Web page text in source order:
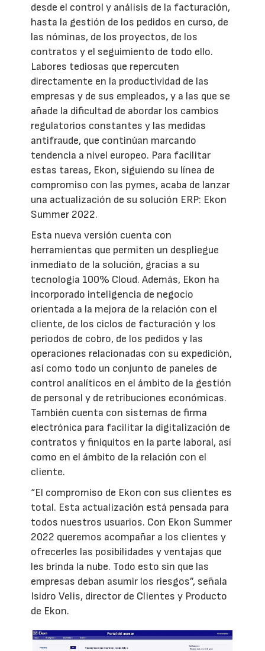
desde el control y análisis de la facturación,
hasta la gestión de los pedidos en curso, de
las nóminas, de los proyectos, de los
contratos y el seguimiento de todo ello.
Labores tediosas que repercuten
directamente en la productividad de las
empresas y de sus empleados, y a las que se
añade la dificultad de abordar los cambios
regulatorios constantes y las medidas
antifraude, que continúan marcando
tendencia a nivel europeo. Para facilitar
estas tareas, Ekon, siguiendo su línea de
compromiso con las pymes, acaba de lanzar
una actualización de su solución ERP: Ekon
Summer 2022.
Esta nueva versión cuenta con
herramientas que permiten un despliegue
inmediato de la solución, gracias a su
tecnología 100% Cloud. Además, Ekon ha
incorporado inteligencia de negocio
orientada a la mejora de la relación con el
cliente, de los ciclos de facturación y los
periodos de cobro, de los pedidos y las
operaciones relacionadas con su expedición,
así como todo un conjunto de paneles de
control analíticos en el ámbito de la gestión
de personal y de retribuciones económicas.
También cuenta con sistemas de firma
electrónica para facilitar la digitalización de
contratos y finiquitos en la parte laboral, así
como en el ámbito de la relación con el
cliente.
“El compromiso de Ekon con sus clientes es
total. Esta actualización está pensada para
todos nuestros usuarios. Con Ekon Summer
2022 queremos acompañar a los clientes y
ofrecerles las posibilidades y ventajas que
les brinda la nube. Todo esto sin que las
empresas deban asumir los riesgos”, señala
Isidro Velis, director de Clientes y Producto
de Ekon.